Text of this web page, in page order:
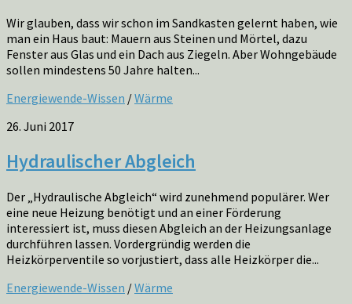
Wir glauben, dass wir schon im Sandkasten gelernt haben, wie
man ein Haus baut: Mauern aus Steinen und Mörtel, dazu
Fenster aus Glas und ein Dach aus Ziegeln. Aber Wohngebäude
sollen mindestens 50 Jahre halten...
Energiewende-Wissen /Wärme
26. Juni 2017
Hydraulischer Abgleich
Der „Hydraulische Abgleich“ wird zunehmend populärer. Wer
eine neue Heizung benötigt und an einer Förderung
interessiert ist, muss diesen Abgleich an der Heizungsanlage
durchführen lassen. Vordergründig werden die
Heizkörperventile so vorjustiert, dass alle Heizkörper die...
Energiewende-Wissen /Wärme